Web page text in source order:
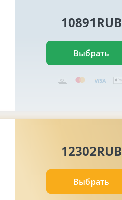
10891RUB
Выбрать
12302RUB
Выбрать